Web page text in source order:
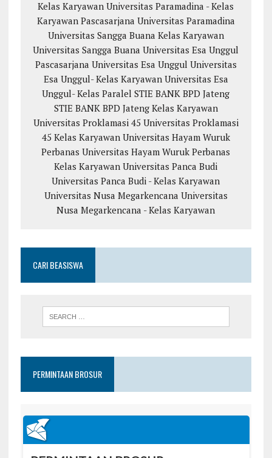
Kelas Karyawan Universitas Paramadina - Kelas
Karyawan Pascasarjana Universitas Paramadina
Universitas Sangga Buana Kelas Karyawan
Universitas Sangga Buana Universitas Esa Unggul
Pascasarjana Universitas Esa Unggul Universitas
Esa Unggul- Kelas Karyawan Universitas Esa
Unggul- Kelas Paralel STIE BANK BPD Jateng
STIE BANK BPD Jateng Kelas Karyawan
Universitas Proklamasi 45 Universitas Proklamasi
45 Kelas Karyawan Universitas Hayam Wuruk
Perbanas Universitas Hayam Wuruk Perbanas
Kelas Karyawan Universitas Panca Budi
Universitas Panca Budi - Kelas Karyawan
Universitas Nusa Megarkencana Universitas
Nusa Megarkencana - Kelas Karyawan
CARI BEASISWA
PERMINTAAN BROSUR